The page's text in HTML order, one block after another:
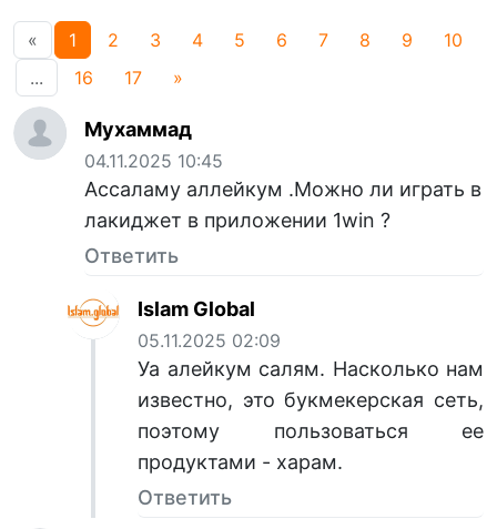
« 1 2 3 4 5 6 7 8 9
10
...
16 17 »
Мухаммад
04.11.2025 10:45
Ассаламу аллейкум .Можно ли играть в
лакиджет в приложении 1win ?
Ответить
Islam Global
05.11.2025 02:09
Уа алейкум салям. Насколько нам
известно, это букмекерская сеть,
поэтому пользоваться ее
продуктами - харам.
Ответить